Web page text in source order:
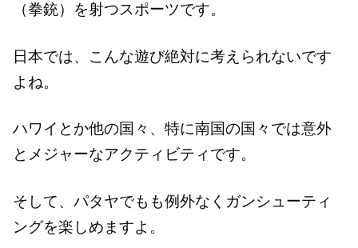
（拳銃）を射つスポーツです。
日本では、こんな遊び絶対に考えられないです
よね。
ハワイとか他の国々、特に南国の国々では意外
とメジャーなアクティビティです。
そして、パタヤでもも例外なくガンシューティ
ングを楽しめますよ。